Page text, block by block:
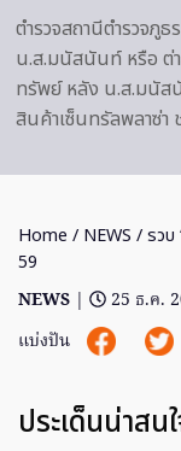
ตำรวจสถานีตำรวจภู
น.ส.มนัสนันท์ หรือ ต่
ทรัพย์ หลัง น.ส.มนัส
สินค้าเซ็นทรัลพลาซ่า
Home / NEWS / รวบ
59
NEWS |
25 ธ.ค.
แบ่งปัน
ประเด็นน่าสน